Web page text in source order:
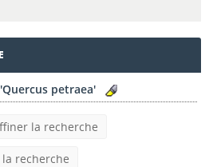
'Quercus petraea'
la recherche
recherche